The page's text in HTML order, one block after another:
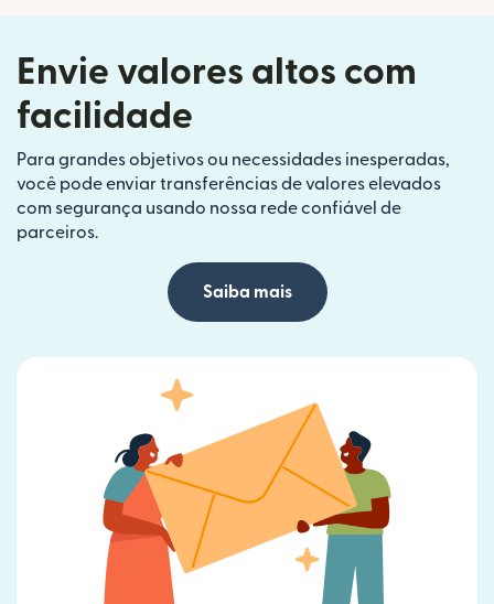
Envie valores altos com
facilidade
Para grandes objetivos ou necessidades inesperadas,
você pode enviar transferências de valores elevados
com segurança usando nossa rede confiável de
parceiros.
Saiba mais